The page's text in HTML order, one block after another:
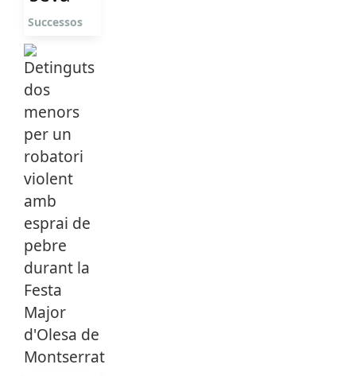
Successos